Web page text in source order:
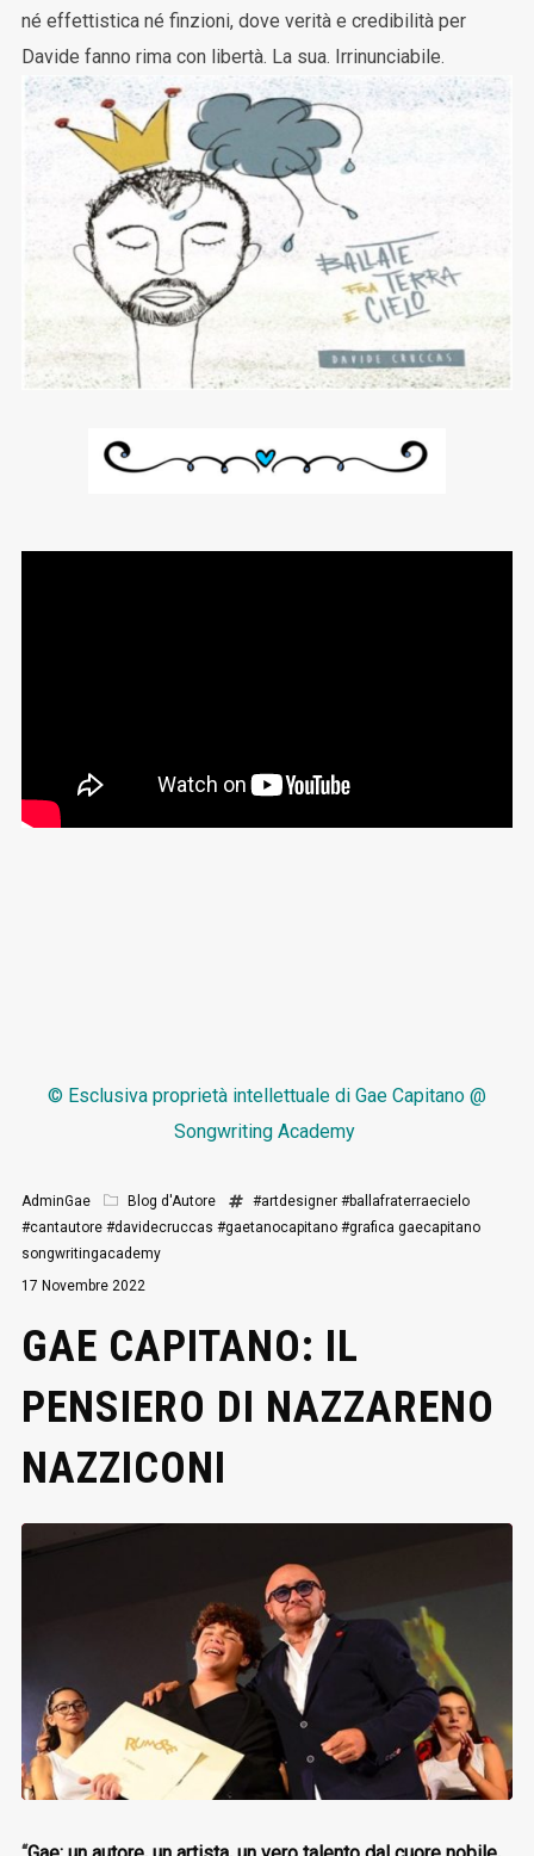
né effettistica né finzioni, dove verità e credibilità per
Davide fanno rima con libertà. La sua. Irrinunciabile.
© Esclusiva proprietà intellettuale di Gae Capitano @
Songwriting Academy
AdminGae Blog d'Autore #artdesigner #ballafraterraecielo
#cantautore #davidecruccas #gaetanocapitano #grafica gaecapitano
songwritingacademy
17 Novembre 2022
GAE CAPITANO: IL
PENSIERO DI NAZZARENO
NAZZICONI